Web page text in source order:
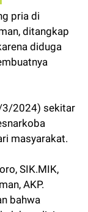
pria di
ditangkap
diduga
3/2024) sekitar
masyarakat.
SIK.MIK,
AKP.
bahwa